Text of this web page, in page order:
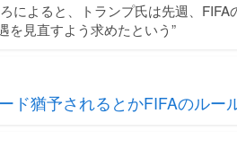
によると、トランプ氏は先週、FIFA
を見直すよう求めたという”
ド猶予されるとかFIFAのルー